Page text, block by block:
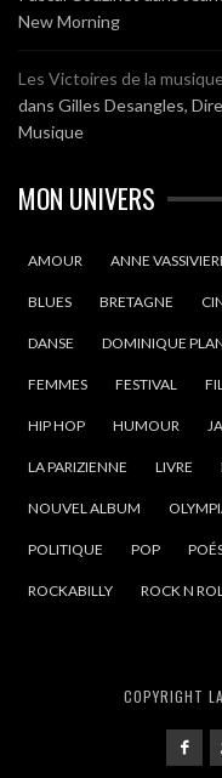
New Morning
Les Victoires de la
dans Gilles Desangles,
Musique
MON UNIVERS
AMOUR ANNE
BLUES BRETAGNE
DANSE DOMINIQUE
FEMMES FESTIVAL
HIP HOP HUMOUR
LA PARIZIENNE LIVRE
NOUVEL ALBUM
POLITIQUE POP
ROCKABILLY ROCK N
COPYRIGHT